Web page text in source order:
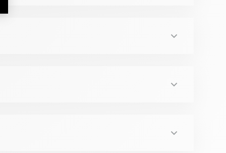
Basingstoke & New York, Palgrave, 179-